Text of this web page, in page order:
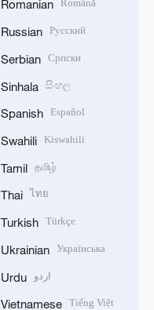
Romanian
Russian Русский
Serbian Српски
Sinhala සිංහල
Spanish Español
Swahili Kiswahili
Tamil தமிழ்
Thai ไทย
Turkish Türkçe
Ukrainian Українська
Urdu اردو
Vietnamese Tiếng Việt